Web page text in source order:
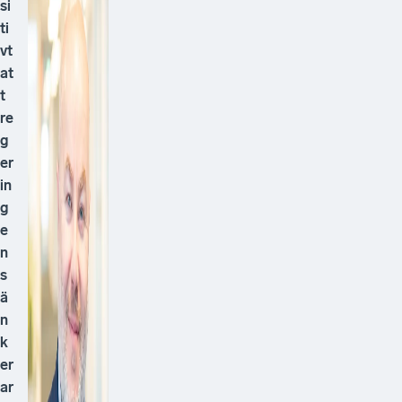
si
ti
vt
at
t
re
g
er
in
g
e
n
s
ä
n
k
er
ar